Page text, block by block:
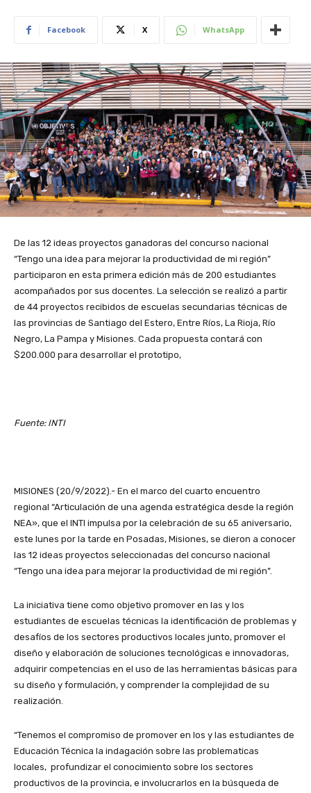
Facebook X WhatsApp
De las 12 ideas proyectos ganadoras del concurso nacional
“Tengo una idea para mejorar la productividad de mi región”
participaron en esta primera edición más de 200 estudiantes
acompañados por sus docentes. La selección se realizó a partir
de 44 proyectos recibidos de escuelas secundarias técnicas de
las provincias de Santiago del Estero, Entre Ríos, La Rioja, Río
Negro, La Pampa y Misiones. Cada propuesta contará con
$200.000 para desarrollar el prototipo,
Fuente: INTI
MISIONES (20/9/2022).- En el marco del cuarto encuentro
regional “Articulación de una agenda estratégica desde la región
NEA», que el INTI impulsa por la celebración de su 65 aniversario,
este lunes por la tarde en Posadas, Misiones, se dieron a conocer
las 12 ideas proyectos seleccionadas del concurso nacional
“Tengo una idea para mejorar la productividad de mi región”.
La iniciativa tiene como objetivo promover en las y los
estudiantes de escuelas técnicas la identificación de problemas y
desafíos de los sectores productivos locales junto, promover el
diseño y elaboración de soluciones tecnológicas e innovadoras,
adquirir competencias en el uso de las herramientas básicas para
su diseño y formulación, y comprender la complejidad de su
realización.
“Tenemos el compromiso de promover en los y las estudiantes de
Educación Técnica la indagación sobre las problematicas
locales, profundizar el conocimiento sobre los sectores
productivos de la provincia, e involucrarlos en la búsqueda de